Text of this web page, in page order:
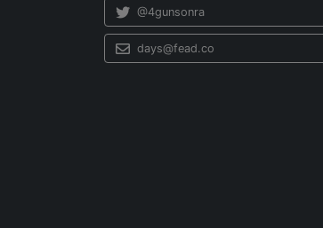
@4gunsonra
days@fead.co